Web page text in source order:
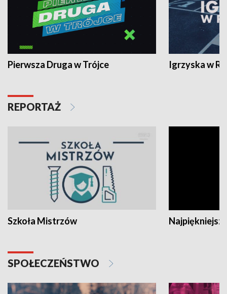
Pierwsza Druga w Trójce Igrzyska w
REPORTAŻ
Szkoła Mistrzów
SPOŁECZEŃSTWO